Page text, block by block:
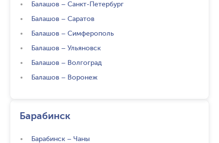
Балашов – Санкт-Петербург
Балашов – Саратов
Балашов – Симферополь
Балашов – Ульяновск
Балашов – Волгоград
Балашов – Воронеж
Барабинск
Барабинск – Чаны